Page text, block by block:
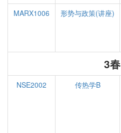
MARX1006
形势与政策(讲座)
3春
NSE2002 传热学B